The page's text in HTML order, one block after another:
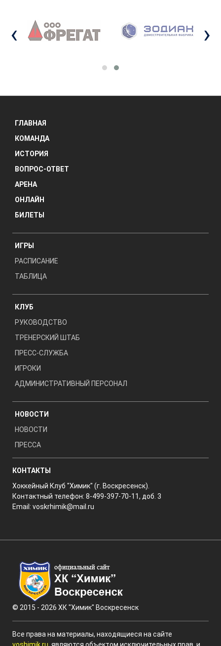
‹ ›
ГЛАВНАЯ
КОМАНДА
ИСТОРИЯ
ВОПРОС-ОТВЕТ
АРЕНА
ОНЛАЙН
БИЛЕТЫ
ИГРЫ
РАСПИСАНИЕ
ТАБЛИЦА
КЛУБ
РУКОВОДСТВО
ТРЕНЕРСКИЙ ШТАБ
ПРЕСС-СЛУЖБА
ИГРОКИ
АДМИНИСТРАТИВНЫЙ ПЕРСОНАЛ
НОВОСТИ
НОВОСТИ
ПРЕССА
КОНТАКТЫ
Хоккейный Клуб "Химик" (г. Воскресенск).
Контактный телефон: 8-499-397-70-11, доб. 3
Email: voskrhimik@mail.ru
© 2015 - 2026 ХК "Химик" Воскресенск
Все права на материалы, находящиеся на сайте